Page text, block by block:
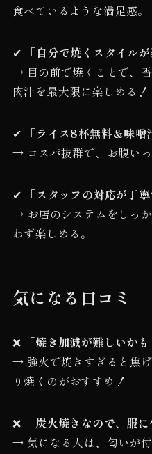
食べているような満足感。
✔
「自分で焼くスタイルが
→ 目の前で焼くことで、
肉汁を最大限に楽しめる！
✔
「ライス8杯無料＆味噌
→ コスパ抜群で、お腹い
✔
「スタッフの対応が丁
→ お店のシステムをしっ
わず楽しめる。
気になる口コミ
❌ 「焼き加減が難しいかも
→ 強火で焼きすぎると焦
り焼くのがおすすめ！
❌ 「炭火焼きなので、服
→ 気になる人は、匂いが